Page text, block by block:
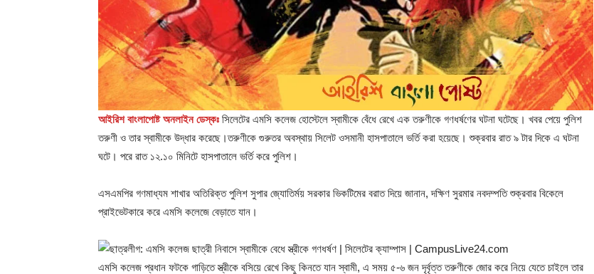
আইরিশ বাংলাপোষ্ট অনলাইন ডেস্কঃ সিলেটের এমসি কলেজ হোস্টেলে স্বামীকে বেঁধে রেখে এক তরুণীকে গণধর্ষণের ঘটনা ঘটেছে। খবর পেয়ে পুলিশ
তরুণী ও তার স্বামীকে উদ্ধার করেছে।তরুণীকে গুরুতর অবস্থায় সিলেট ওসমানী হাসপাতালে ভর্তি করা হয়েছে। শুক্রবার রাত ৯ টার দিকে এ ঘটনা
ঘটে। পরে রাত ১২.১০ মিনিটে হাসপাতালে ভর্তি করে পুলিশ।
এসএমপির গণমাধ্যম শাখার অতিরিক্ত পুলিশ সুপার জ্যোতির্ময় সরকার ভিকটিমের বরাত দিয়ে জানান, দক্ষিণ সুরমার নবদম্পতি শুক্রবার বিকেলে
প্রাইভেটকারে করে এমসি কলেজে বেড়াতে যান।
এমসি কলেজ প্রধান ফটকে গাড়িতে স্ত্রীকে বসিয়ে রেখে কিছু কিনতে যান স্বামী, এ সময় ৫-৬ জন দৃর্বৃত্ত তরুণীকে জোর করে নিয়ে যেতে চাইলে তার